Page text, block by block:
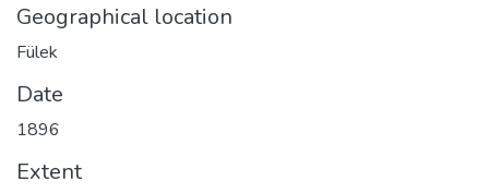
Geographical location
Fülek
Date
1896
Extent